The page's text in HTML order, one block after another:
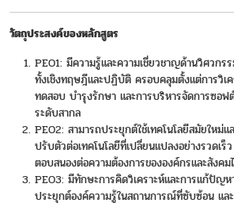
วัตถุประสงค์ของหลักสูตร
PEO1: มีความรู้และความเชี่ยวชาญด้านวิศวก
ทั้งเชิงทฤษฎีและปฏิบัติ ครอบคลุมตั้งแต่การวิ
ทดสอบ บำรุงรักษา และการบริหารจัดการซอฟ
ระดับสากล
PEO2: สามารถประยุกต์ใช้เทคโนโลยีสมัยใหม่
ปรับตัวต่อเทคโนโลยีที่เปลี่ยนแปลงอย่างรวดเร็
ตอบสนองต่อความต้องการขององค์กรและสังค
PEO3: มีทักษะการคิดวิเคราะห์และการแก้ปัญห
ประยุกต์องค์ความรู้ในสถานการณ์ที่ซับซ้อน แล